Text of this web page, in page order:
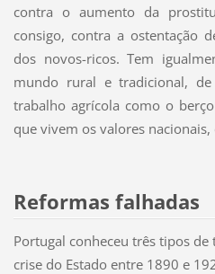
contra o aumento da
consigo, contra a ostentação
dos novos-ricos. Tem
mundo rural e tradicional,
trabalho agrícola como o
que vivem os valores
Reformas falhadas
Portugal conheceu três tipos
crise do Estado entre 1890 e